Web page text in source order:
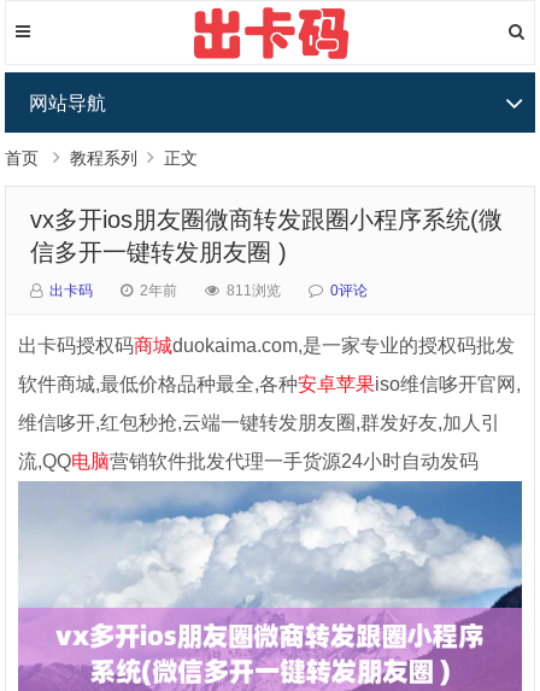
网站导航
首页 教程系列 正文
vx多开ios朋友圈微商转发跟圈小程序系统(微
信多开一键转发朋友圈 )
出卡码 2年前 811浏览 0评论
出卡码授权码商城duokaima.com,是一家专业的授权码批发
软件商城,最低价格品种最全,各种安卓苹果iso维信哆开官网,
维信哆开,红包秒抢,云端一键转发朋友圈,群发好友,加人引
流,QQ电脑营销软件批发代理一手货源24小时自动发码